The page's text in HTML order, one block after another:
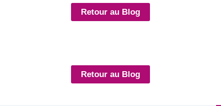
Retour au Blog
Retour au Blog